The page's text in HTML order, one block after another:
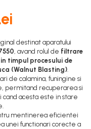
destinat aparatului
, avand rolul de filtrare
timpul procesului de
(Walnut Blasting).
de calamina, funingine si
permitand recuperarea si
acesta este in stare
mentinerea eficientei
unei functionari corecte a